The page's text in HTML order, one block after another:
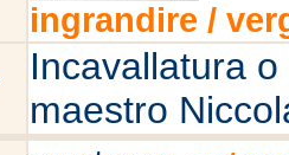
ingrandire /
Incavallatura
maestro